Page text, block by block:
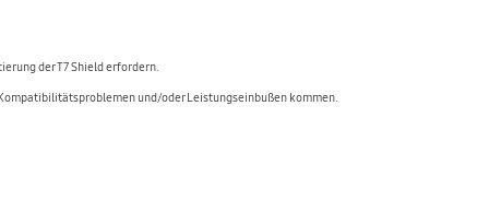
der T7 Shield erfordern.
und/oder Leistungseinbußen kommen.